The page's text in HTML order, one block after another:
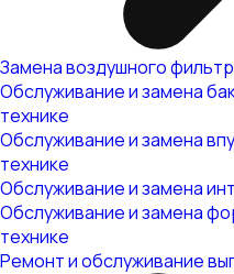
Замена воздушного
Обслуживание и замена
технике
Обслуживание и замена
технике
Обслуживание и замена
Обслуживание и замена
технике
Ремонт и обслуживание